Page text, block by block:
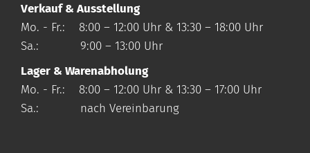
Verkauf & Ausstellung
Mo. - Fr.: 8:00 – 12:00 Uhr & 13:30 – 18:00 Uhr
Sa.: 9:00 – 13:00 Uhr
Lager & Warenabholung
Mo. - Fr.: 8:00 – 12:00 Uhr & 13:30 – 17:00 Uhr
Sa.: nach Vereinbarung